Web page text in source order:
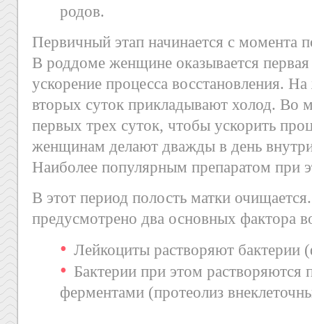
родов.
Первичный этап начинается с момента
В роддоме женщине оказывается
ускорение процесса восстановления.
вторых суток прикладывают холод. Во
первых трех суток, чтобы ускорить
женщинам делают дважды в день
Наиболее популярным препаратом при
В этот период полость матки
предусмотрено два основных фактора
Лейкоциты растворяют бактерии
Бактерии при этом растворяются
ферментами (протеолиз